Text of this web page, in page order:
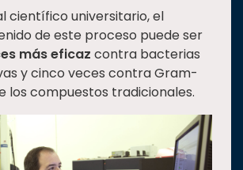
científico universitario, el
de este proceso puede ser
más eficaz contra bacterias
y cinco veces contra Gram-
los compuestos tradicionales.